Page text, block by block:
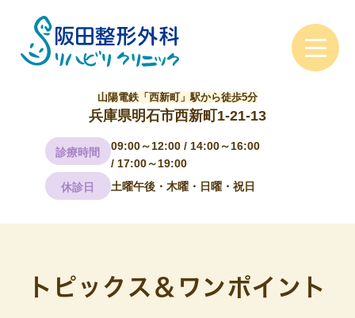
診療時間
09:00～12:00 / 14:00～16:00
/ 17:00～19:00
休診日
土曜午後・木曜・日曜・祝日
山陽電鉄「西新町」駅から徒歩5分
兵庫県明石市西新町1-21-13
トピックス＆ワンポイント